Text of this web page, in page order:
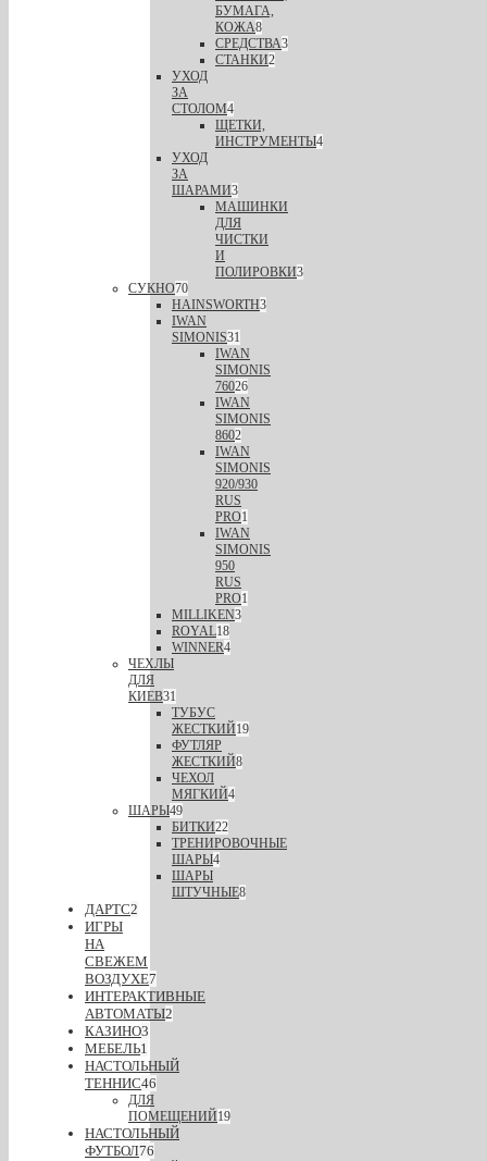
БУМАГА,
КОЖА8
СРЕДСТВА3
СТАНКИ2
УХОД
ЗА
СТОЛОМ4
ЩЕТКИ,
ИНСТРУМЕНТЫ4
УХОД
ЗА
ШАРАМИ3
МАШИНКИ
ДЛЯ
ЧИСТКИ
И
ПОЛИРОВКИ3
СУКНО70
HAINSWORTH3
IWAN
SIMONIS31
IWAN
SIMONIS
76026
IWAN
SIMONIS
8602
IWAN
SIMONIS
920/930
RUS
PRO1
IWAN
SIMONIS
950
RUS
PRO1
MILLIKEN3
ROYAL18
WINNER4
ЧЕХЛЫ
ДЛЯ
КИЕВ31
ТУБУС
ЖЕСТКИЙ19
ФУТЛЯР
ЖЕСТКИЙ8
ЧЕХОЛ
МЯГКИЙ4
ШАРЫ49
БИТКИ22
ТРЕНИРОВОЧНЫЕ
ШАРЫ4
ШАРЫ
ШТУЧНЫЕ8
ДАРТС2
ИГРЫ
НА
СВЕЖЕМ
ВОЗДУХЕ7
ИНТЕРАКТИВНЫЕ
АВТОМАТЫ2
КАЗИНО3
МЕБЕЛЬ1
НАСТОЛЬНЫЙ
ТЕННИС46
ДЛЯ
ПОМЕЩЕНИЙ19
НАСТОЛЬНЫЙ
ФУТБОЛ76